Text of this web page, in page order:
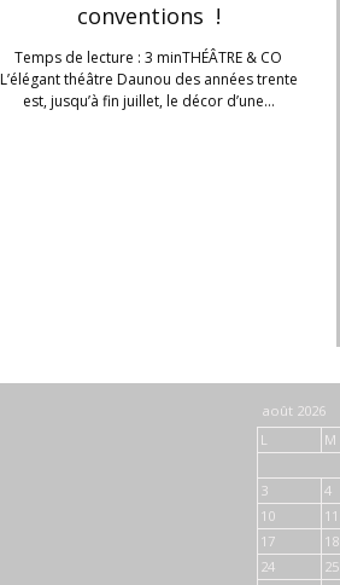
conventions !
Temps de lecture : 3 minTHÉÂTRE & CO
L’élégant théâtre Daunou des années trente
est, jusqu’à fin juillet, le décor d’une…
août 2026
L
M
3
4
10
11
17
18
24
25